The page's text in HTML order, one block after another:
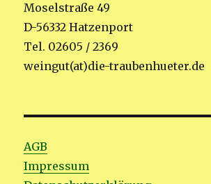
Moselstraße 49
D-56332 Hatzenport
Tel. 02605 / 2369
weingut(at)die-traubenhueter.de
AGB
Impressum